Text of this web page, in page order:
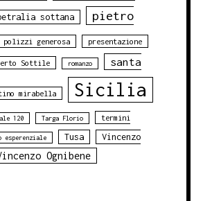
sottana
pietro
polizzi generosa presentazione
Sottile romanzo santa
mirabella Sicilia
120 Targa Florio termini
esperenziale Tusa
Vincenzo
Ognibene